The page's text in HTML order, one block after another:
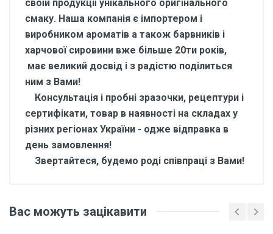
своїй продукції унікального оригінального
смаку. Наша компанія є імпортером і
виробником ароматів а також барвників і
харчової сировини вже більше 20ти років,
має великий досвід і з радістю поділиться
ним з Вами!
Консультація і пробні зразочки, рецептури і
сертифікати, товар в наявності на складах у
різних регіонах України - одже відправка в
день замовлення!
Звертайтеся, будемо роді співпраці з Вами!
для напоїв Какао 10 кг
Вас можуть зацікавити